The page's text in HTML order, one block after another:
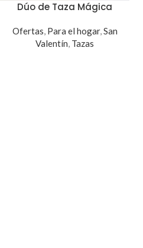
Dúo de Taza Mágica
Ofertas, Para el hogar,San
Valentín, Tazas